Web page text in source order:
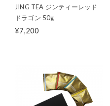
JING TEA ジンティーレッド
ドラゴン 50g
¥7,200